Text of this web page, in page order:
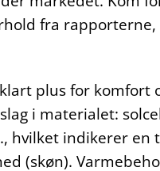
fra
plus for komfort
i materialet:
hvilket indikerer
(skøn).